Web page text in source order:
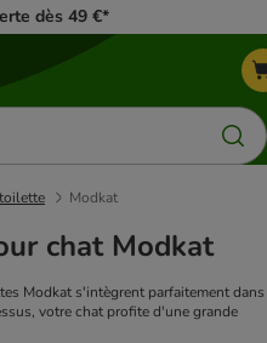
dès 49 €*
Modkat
chat Modkat
Modkat s'intègrent parfaitement dans
votre chat profite d'une grande